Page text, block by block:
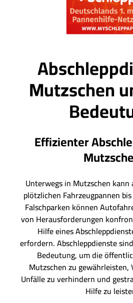
Mutzschen
Effizienter
Unterwegs in Mutzschen kann
plötzlichen Fahrzeugpannen
Falschparken können
von Herausforderungen
Hilfe eines
erfordern. Abschleppdienste
Bedeutung, um die
Mutzschen zu gewährleisten,
Unfälle zu verhindern und
Hilfe zu